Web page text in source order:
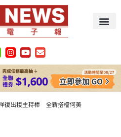
復出接主持棒 全新搭檔何美